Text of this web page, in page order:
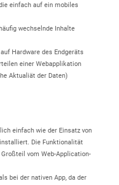
einfach auf ein mobiles
wechselnde Inhalte
Hardware des Endgeräts
einer Webapplikation
Aktualiät der Daten)
einfach wie der Einsatz von
Die Funktionalität
vom Web-Application-
bei der nativen App, da der